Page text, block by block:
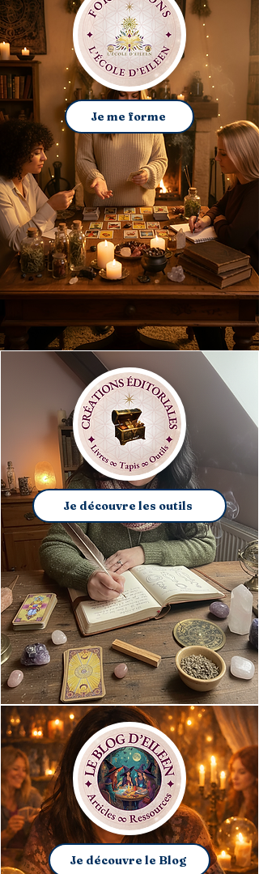
Je me forme
Je découvre les outils
Je découvre le Blog